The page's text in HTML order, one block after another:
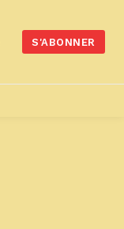
S'ABONNER